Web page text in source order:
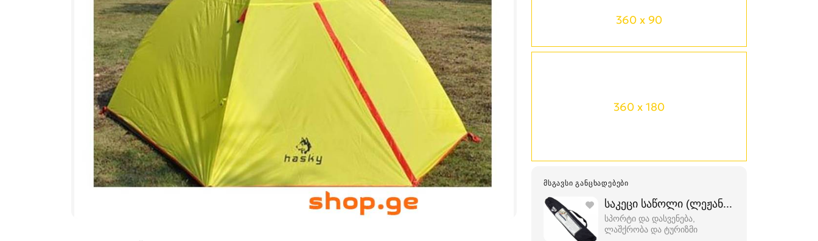
360 x 90
360 x 180
ᲛᲡᲒᲐᲕᲡᲘ ᲒᲐᲜᲪᲮᲐᲓᲔᲑᲔᲑᲘ
საკეცი საწოლი (ლეჟანკა) გასაშლელი
სპორტი და დასვენება,
ლაშქრობა და ტურიზმი